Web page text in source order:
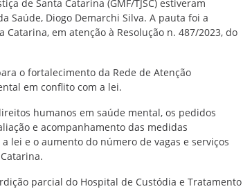
de Santa Catarina (GMF/TJSC) estiveram
Saúde, Diogo Demarchi Silva. A pauta foi a
em atenção à Resolução n. 487/2023, do
o fortalecimento da Rede de Atenção
em conflito com a lei.
humanos em saúde mental, os pedidos
e acompanhamento das medidas
lei e o aumento do número de vagas e serviços
parcial do Hospital de Custódia e Tratamento